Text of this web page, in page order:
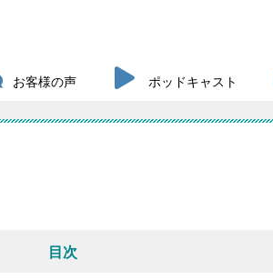
お客様の声 ポッドキャスト
目次